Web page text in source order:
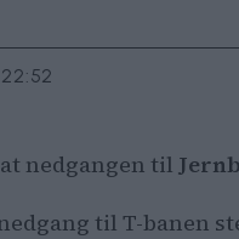
nedgangen til
til T-banen